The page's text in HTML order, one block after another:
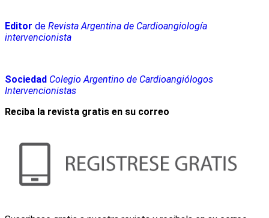
Editor de Revista Argentina de Cardioangiología
intervencionista
Sociedad Colegio Argentino de Cardioangiólogos
Intervencionistas
Reciba la revista gratis en su correo